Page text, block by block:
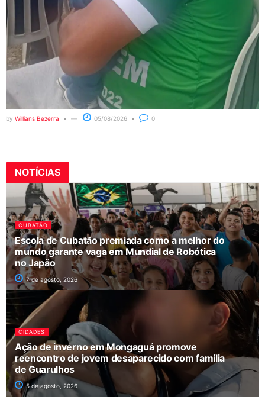
by Willians Bezerra 05/08/2026 0
NOTÍCIAS
CUBATÃO
Escola de Cubatão premiada como a melhor do
mundo garante vaga em Mundial de Robótica
no Japão
7 de agosto, 2026
CIDADES
Ação de inverno em Mongaguá promove
reencontro de jovem desaparecido com família
de Guarulhos
5 de agosto, 2026